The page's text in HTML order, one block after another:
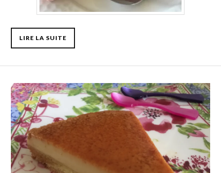
LIRE LA SUITE